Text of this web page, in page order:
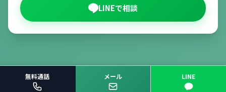
LINEで相談
無料通話 メール LINE